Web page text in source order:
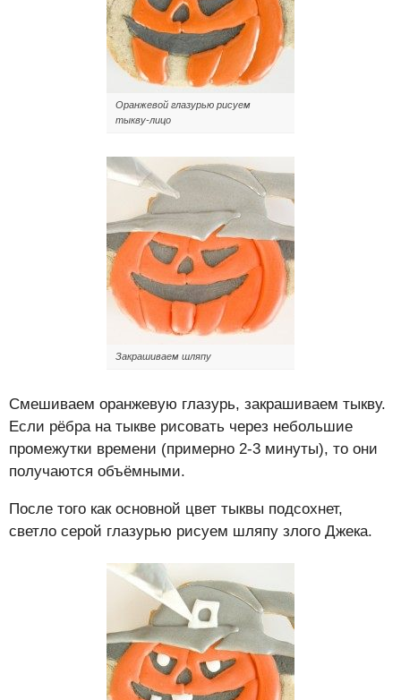
Оранжевой глазурью рисуем
тыкву-лицо
Закрашиваем шляпу
Смешиваем оранжевую глазурь, закрашиваем тыкву.
Если рёбра на тыкве рисовать через небольшие
промежутки времени (примерно 2-3 минуты), то они
получаются объёмными.
После того как основной цвет тыквы подсохнет,
светло серой глазурью рисуем шляпу злого Джека.